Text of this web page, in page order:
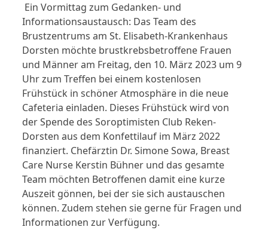
Ein Vormittag zum Gedanken- und
Informationsaustausch: Das Team des
Brustzentrums am St. Elisabeth-Krankenhaus
Dorsten möchte brustkrebsbetroffene Frauen
und Männer am Freitag, den 10. März 2023 um 9
Uhr zum Treffen bei einem kostenlosen
Frühstück in schöner Atmosphäre in die neue
Cafeteria einladen. Dieses Frühstück wird von
der Spende des Soroptimisten Club Reken-
Dorsten aus dem Konfettilauf im März 2022
finanziert. Chefärztin Dr. Simone Sowa, Breast
Care Nurse Kerstin Bühner und das gesamte
Team möchten Betroffenen damit eine kurze
Auszeit gönnen, bei der sie sich austauschen
können. Zudem stehen sie gerne für Fragen und
Informationen zur Verfügung.